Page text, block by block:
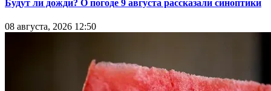
Будут ли дожди? О погоде 9 августа рассказали синоптики
08 августа, 2026 12:50